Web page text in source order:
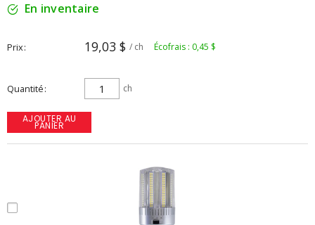
En inventaire
Prix 19,03 $ / ch Écofrais : 0,45 $
Quantité ch
AJOUTER AU
PANIER